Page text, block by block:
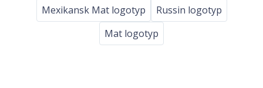
Mexikansk Mat logotyp
Russin logotyp
Mat logotyp